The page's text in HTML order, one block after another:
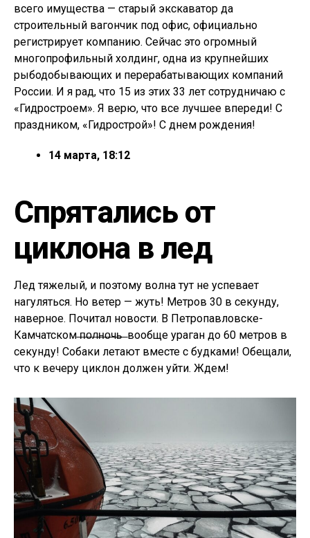
всего имущества — старый экскаватор да
строительный вагончик под офис, официально
регистрирует компанию. Сейчас это огромный
многопрофильный холдинг, одна из крупнейших
рыбодобывающих и перерабатывающих компаний
России. И я рад, что 15 из этих 33 лет сотрудничаю с
«Гидростроем». Я верю, что все лучшее впереди! С
праздником, «Гидрострой»! С днем рождения!
14 марта, 18:12
Спрятались от
циклона в лед
Лед тяжелый, и поэтому волна тут не успевает
нагуляться. Но ветер — жуть! Метров 30 в секунду,
наверное. Почитал новости. В Петропавловске-
Камчатском ̶п̶о̶л̶н̶о̶ч̶ь̶ ̶ вообще ураган до 60 метров в
секунду! Собаки летают вместе с будками! Обещали,
что к вечеру циклон должен уйти. Ждем!